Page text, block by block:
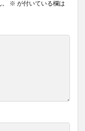
※ が付いている欄は